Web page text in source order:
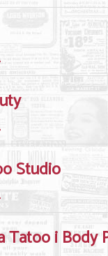
Studio
Tatoo i Body